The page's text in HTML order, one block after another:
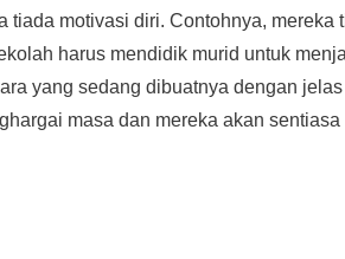
tiada motivasi diri. Contohnya,
harus mendidik murid untuk
yang sedang dibuatnya dengan
masa dan mereka akan